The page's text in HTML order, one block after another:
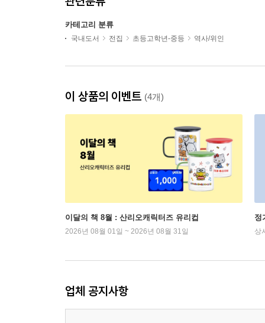
카테고리 분류
국내도서 전집 초등고학년-중등 역사/위인
이 상품의 이벤트 (4개)
이달의 책 8월 : 산리오캐릭터즈 유리컵
2026년 08월 01일 ~ 2026년 08월 31일
정
상
업체 공지사항